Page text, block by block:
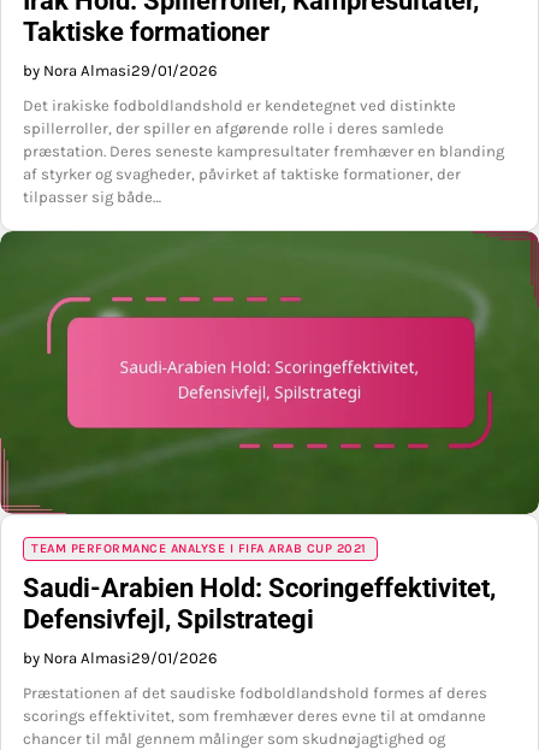
Taktiske formationer
by Nora Almasi29/01/2026
Det irakiske fodboldlandshold er kendetegnet ved distinkte
spillerroller, der spiller en afgørende rolle i deres samlede
præstation. Deres seneste kampresultater fremhæver en blanding
af styrker og svagheder, påvirket af taktiske formationer, der
tilpasser sig både…
TEAM PERFORMANCE ANALYSE I FIFA ARAB CUP 2021
Saudi-Arabien Hold: Scoringeffektivitet,
Defensivfejl, Spilstrategi
by Nora Almasi29/01/2026
Præstationen af det saudiske fodboldlandshold formes af deres
scorings effektivitet, som fremhæver deres evne til at omdanne
chancer til mål gennem målinger som skudnøjagtighed og